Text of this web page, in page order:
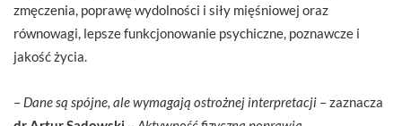
zmęczenia, poprawę wydolności i siły mięśniowej oraz
równowagi, lepsze funkcjonowanie psychiczne, poznawcze i
jakość życia.
– Dane są spójne, ale wymagają ostrożnej interpretacji – zaznacza